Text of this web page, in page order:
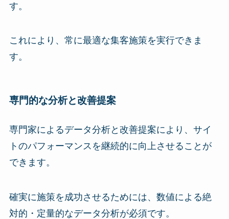
す。
これにより、常に最適な集客施策を実行できま
す。
専門的な分析と改善提案
専門家によるデータ分析と改善提案により、サイ
トのパフォーマンスを継続的に向上させることが
できます。
確実に施策を成功させるためには、数値による絶
対的・定量的なデータ分析が必須です。